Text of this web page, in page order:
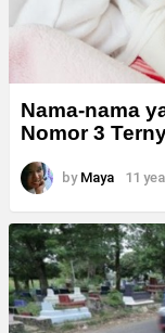
Nama-nama
Nomor 3
by Maya 11